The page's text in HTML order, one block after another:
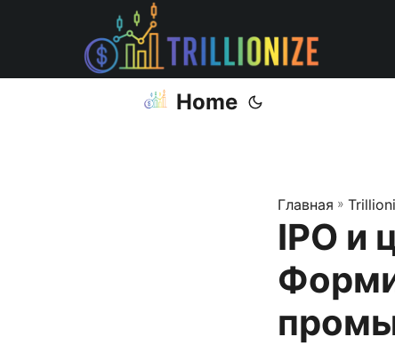
Home
Главная »
IPO и